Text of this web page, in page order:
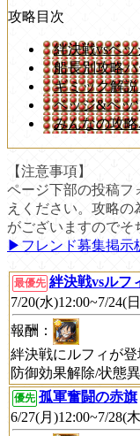
攻略目次
絆決戦vsベ
船長別攻略
ギミック解
ベッジ&ペッ
みんなの攻
【注意事項】
ページ下部の投稿フ
えください。攻略
がございますのでそ
▶︎フレンド募集掲示
最優先 絆決戦vsルフ
7/20(水)12:00~7/24(
報酬：
絆決戦にルフィが登
防御効果解除/状態
優先 孤軍奮闘の赤旗
6/27(月)12:00~7/28(